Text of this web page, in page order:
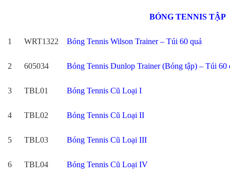
BÓNG TENNIS TẬP
1 WRT1322 Bóng Tennis Wilson Trainer – Túi 60 quả
2 605034 Bóng Tennis Dunlop Trainer (Bóng tập) – Túi 60
3 TBL01 Bóng Tennis Cũ Loại I
4 TBL02 Bóng Tennis Cũ Loại II
5 TBL03 Bóng Tennis Cũ Loại III
6 TBL04 Bóng Tennis Cũ Loại IV